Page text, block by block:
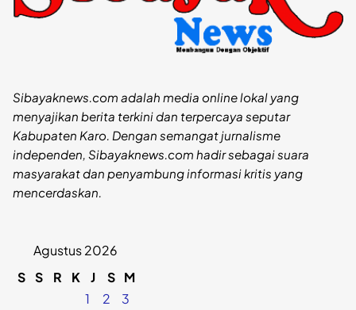
Sibayaknews.com adalah media online lokal yang
menyajikan berita terkini dan terpercaya seputar
Kabupaten Karo. Dengan semangat jurnalisme
independen, Sibayaknews.com hadir sebagai suara
masyarakat dan penyambung informasi kritis yang
mencerdaskan.
Agustus 2026
S S R K J S M
1
2
3